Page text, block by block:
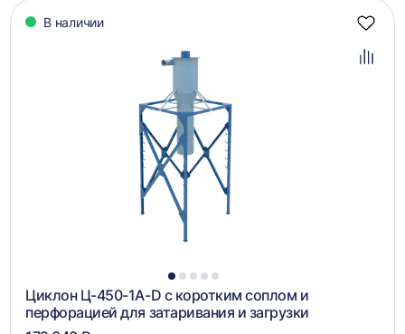
В наличии
1 2 3 4 5
Циклон Ц-450-1A-D с коротким соплом и
перфорацией для затаривания и загрузки